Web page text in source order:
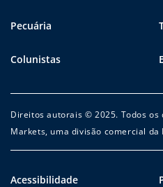
Pecuária
Colunistas
Direitos autorais © 2025. Todos
Markets, uma divisão comercial da
Acessibilidade